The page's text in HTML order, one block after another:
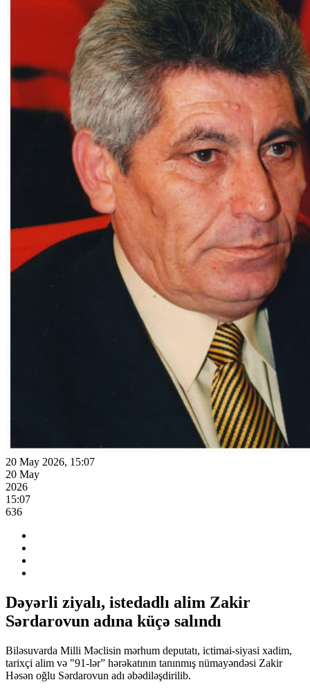
20 May 2026, 15:07
20 May
2026
15:07
636
Dəyərli ziyalı, istedadlı alim Zakir
Sərdarovun adına küçə salındı
Biləsuvarda Milli Məclisin mərhum deputatı, ictimai-siyasi xadim,
tarixçi alim və "91-lər” hərəkatının tanınmış nümayəndəsi Zakir
Həsən oğlu Sərdarovun adı əbədiləşdirilib.